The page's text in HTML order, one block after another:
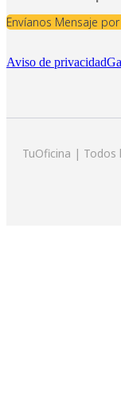
Envíanos Mensaje
Aviso de privacidad
TuOficina | Todos